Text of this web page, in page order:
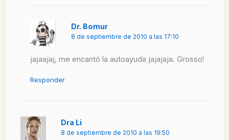
Dr. Bomur
8 de septiembre de 2010 a las 17:10
jajaajaj, me encantó la autoayuda jajajaja. Grosso!
Responder
Dra Li
8 de septiembre de 2010 a las 19:50